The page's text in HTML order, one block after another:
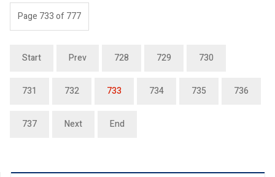
Page 733 of 777
Start Prev 728 729 730
731 732 733 734 735 736
737 Next End